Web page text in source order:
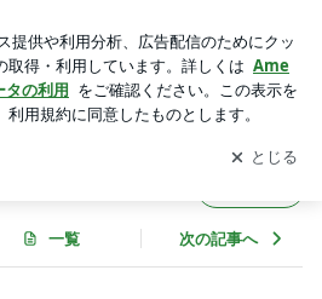
ブログの更新通知
を受け取りまし
開く
一覧 次の記事へ